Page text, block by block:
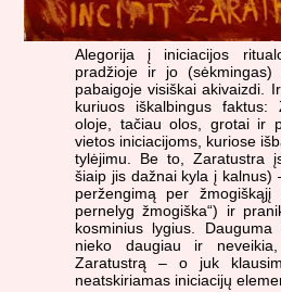
Alegorija į iniciacijos
pradžioje ir jo (sėkmingas)
pabaigoje visiškai akivaizdi.
kuriuos iškalbingus faktus:
oloje, tačiau olos, grotai ir
vietos iniciacijoms, kuriose
tylėjimu. Be to, Zaratustra
šiaip jis dažnai kyla į kalnus)
peržengimą per žmogiškąjį
pernelyg žmogiška“) ir
kosminius lygius. Dauguma
nieko daugiau ir
Zaratustrą – o juk
neatskiriamas iniciacijų